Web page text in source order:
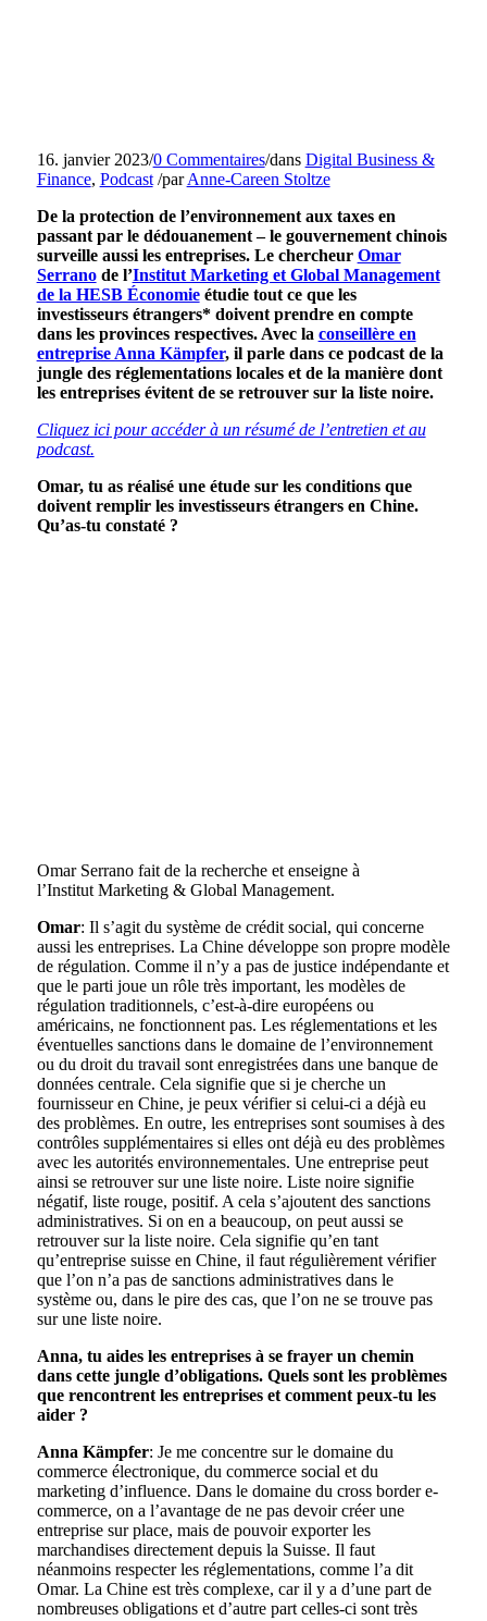
16. janvier 2023/0 Commentaires/dans Digital Business &
Finance, Podcast /parAnne-Careen Stoltze
De la protection de l’environnement aux taxes en
passant par le dédouanement – le gouvernement chinois
surveille aussi les entreprises. Le chercheur Omar
Serranode l’Institut Marketing et Global Management
de la HESB Économieétudie tout ce que les
investisseurs étrangers* doivent prendre en compte
dans les provinces respectives. Avec la conseillère en
entreprise Anna Kämpfer, il parle dans ce podcast de la
jungle des réglementations locales et de la manière dont
les entreprises évitent de se retrouver sur la liste noire.
Cliquez icipour accéder à un résumé de l’entretien et au
podcast.
Omar, tu as réalisé une étude sur les conditions que
doivent remplir les investisseurs étrangers en Chine.
Qu’as-tu constaté ?
Omar Serrano fait de la recherche et enseigne à
l’Institut Marketing & Global Management.
Omar: Il s’agit du système de crédit social, qui concerne
aussi les entreprises. La Chine développe son propre modèle
de régulation. Comme il n’y a pas de justice indépendante et
que le parti joue un rôle très important, les modèles de
régulation traditionnels, c’est-à-dire européens ou
américains, ne fonctionnent pas. Les réglementations et les
éventuelles sanctions dans le domaine de l’environnement
ou du droit du travail sont enregistrées dans une banque de
données centrale. Cela signifie que si je cherche un
fournisseur en Chine, je peux vérifier si celui-ci a déjà eu
des problèmes. En outre, les entreprises sont soumises à des
contrôles supplémentaires si elles ont déjà eu des problèmes
avec les autorités environnementales. Une entreprise peut
ainsi se retrouver sur une liste noire. Liste noire signifie
négatif, liste rouge, positif. A cela s’ajoutent des sanctions
administratives. Si on en a beaucoup, on peut aussi se
retrouver sur la liste noire. Cela signifie qu’en tant
qu’entreprise suisse en Chine, il faut régulièrement vérifier
que l’on n’a pas de sanctions administratives dans le
système ou, dans le pire des cas, que l’on ne se trouve pas
sur une liste noire.
Anna, tu aides les entreprises à se frayer un chemin
dans cette jungle d’obligations. Quels sont les problèmes
que rencontrent les entreprises et comment peux-tu les
aider ?
Anna Kämpfer: Je me concentre sur le domaine du
commerce électronique, du commerce social et du
marketing d’influence. Dans le domaine du cross border e-
commerce, on a l’avantage de ne pas devoir créer une
entreprise sur place, mais de pouvoir exporter les
marchandises directement depuis la Suisse. Il faut
néanmoins respecter les réglementations, comme l’a dit
Omar. La Chine est très complexe, car il y a d’une part de
nombreuses obligations et d’autre part celles-ci sont très